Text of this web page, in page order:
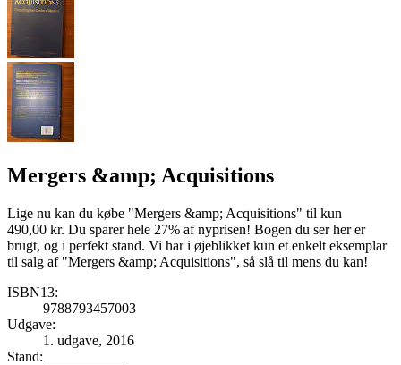
Mergers &amp; Acquisitions
Lige nu kan du købe "Mergers &amp; Acquisitions" til kun
490,00 kr. Du sparer hele 27% af nyprisen! Bogen du ser her er
brugt, og i perfekt stand. Vi har i øjeblikket kun et enkelt eksemplar
til salg af "Mergers &amp; Acquisitions", så slå til mens du kan!
ISBN13:
9788793457003
Udgave:
1. udgave, 2016
Stand: